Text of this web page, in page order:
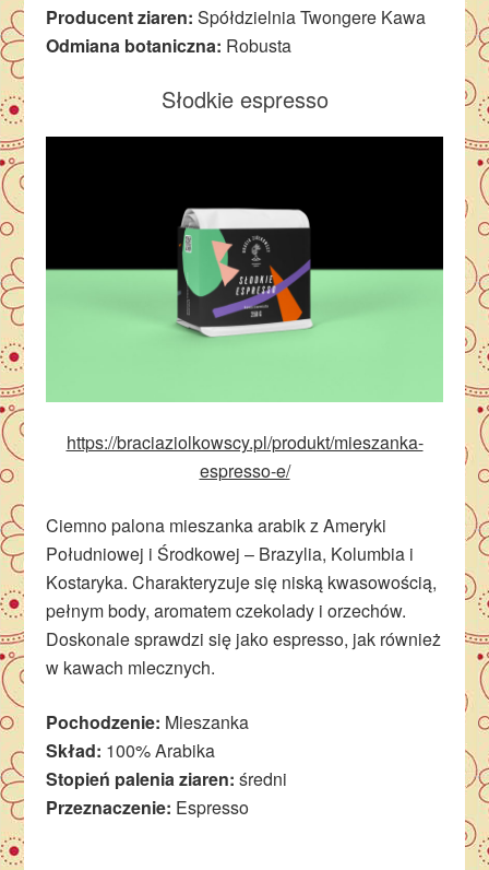
Producent ziaren: Spółdzielnia Twongere Kawa
Odmiana botaniczna: Robusta
Słodkie espresso
https://braciaziolkowscy.pl/produkt/mieszanka-
espresso-e/
Ciemno palona mieszanka arabik z Ameryki
Południowej i Środkowej – Brazylia, Kolumbia i
Kostaryka. Charakteryzuje się niską kwasowością,
pełnym body, aromatem czekolady i orzechów.
Doskonale sprawdzi się jako espresso, jak również
w kawach mlecznych.
Pochodzenie: Mieszanka
Skład: 100% Arabika
Stopień palenia ziaren: średni
Przeznaczenie: Espresso